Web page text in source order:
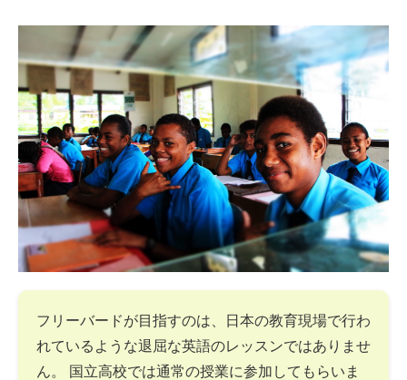
フリーバードが目指すのは、日本の教育現場で行わ
れているような退屈な英語のレッスンではありませ
ん。 国立高校では通常の授業に参加してもらいま